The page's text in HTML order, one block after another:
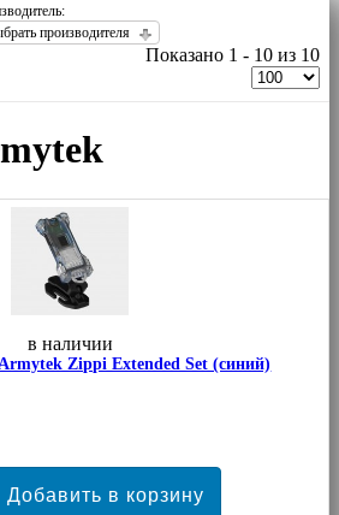
производителя
Показано 1 - 10 из 10
в наличии
Zippi Extended Set (синий)